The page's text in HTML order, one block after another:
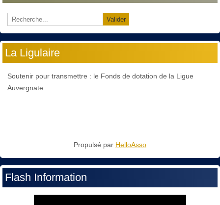
Valider
La Ligulaire
Soutenir pour transmettre : le Fonds de dotation de la Ligue
Auvergnate.
Propulsé par HelloAsso
Flash Information